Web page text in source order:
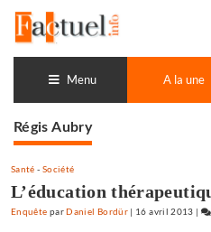
contenu
Menu A la une
Régis Aubry
Santé - Société
L’éducation
Enquête parDaniel Bordür | 16 avril 2013 |